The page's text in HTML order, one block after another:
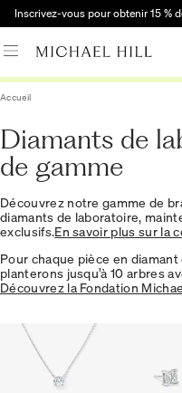
Inscrivez-vous pour obtenir 15 %
Accueil
Diamants de
de gamme
Découvrez notre gamme de
diamants de laboratoire,
exclusifs.En savoir plus sur la
Pour chaque pièce en
planterons jusqu’à 10 arbres
Découvrez la Fondation